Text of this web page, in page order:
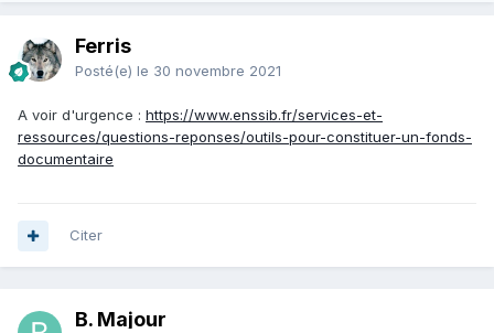
Ferris
Posté(e) le 30 novembre 2021
A voir d'urgence : https://www.enssib.fr/services-et-
ressources/questions-reponses/outils-pour-constituer-un-fonds-
documentaire
Citer
B. Majour